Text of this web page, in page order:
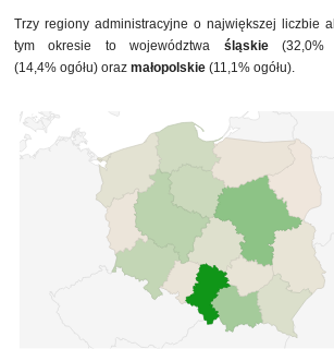
Trzy regiony administracyjne o największej liczbie
tym okresie to województwa śląskie(32,0%
(14,4% ogółu) oraz małopolskie (11,1% ogółu).